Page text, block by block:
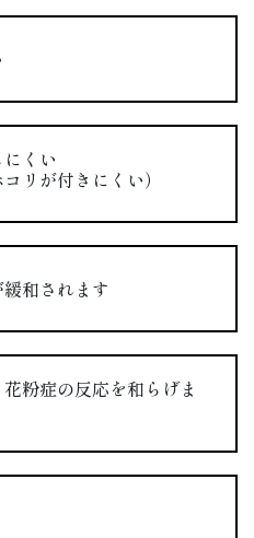
くい
リが付きにくい）
和されます
粉症の反応を和らげま